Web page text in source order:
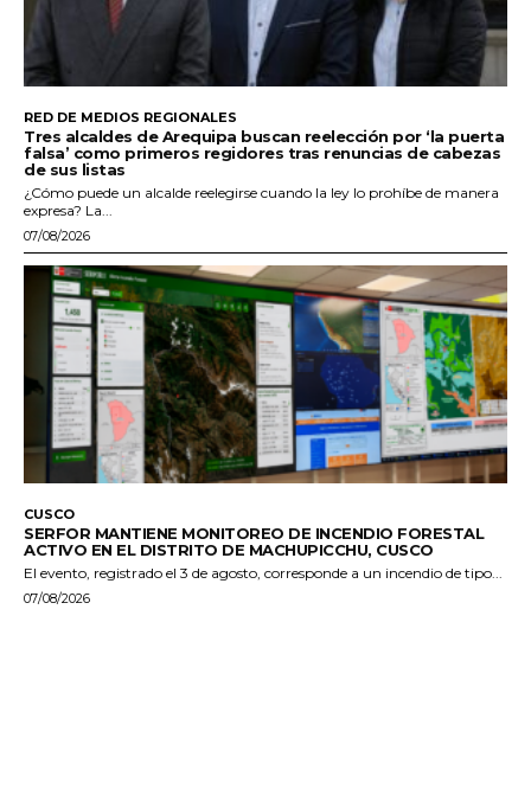
RED DE MEDIOS REGIONALES
Tres alcaldes de Arequipa buscan reelección por ‘la puerta
falsa’ como primeros regidores tras renuncias de cabezas
de sus listas
¿Cómo puede un alcalde reelegirse cuando la ley lo prohíbe de manera
expresa? La...
07/08/2026
CUSCO
SERFOR MANTIENE MONITOREO DE INCENDIO FORESTAL
ACTIVO EN EL DISTRITO DE MACHUPICCHU, CUSCO
El evento, registrado el 3 de agosto, corresponde a un incendio de tipo...
07/08/2026